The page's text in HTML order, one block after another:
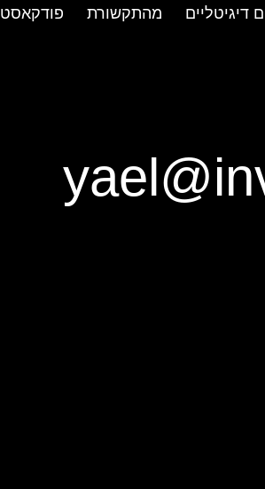
דיגיטליים מהתקשורת
פודקאסט